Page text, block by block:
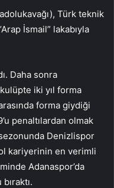
Türk teknik
İsmail” lakabıyla
Daha sonra
iki yıl forma
forma giydiği
penaltılardan olmak
Denizlispor
kariyerinin en verimli
Adanaspor’da